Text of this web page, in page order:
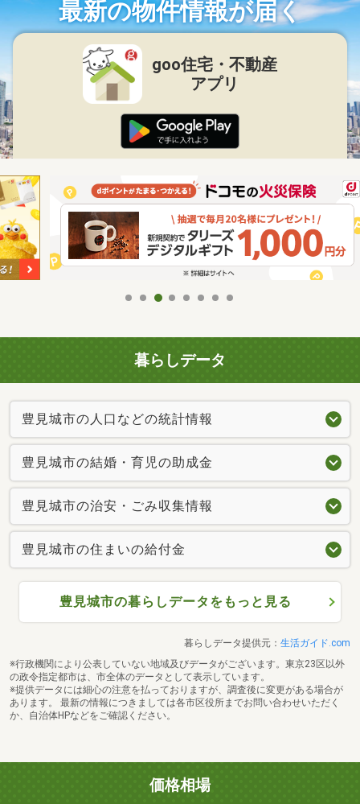
最新の物件情報が届く
goo住宅・不動産
アプリ
暮らしデータ
豊見城市の人口などの統計情報
豊見城市の結婚・育児の助成金
豊見城市の治安・ごみ収集情報
豊見城市の住まいの給付金
豊見城市の暮らしデータをもっと見る
暮らしデータ提供元： 生活ガイド.com
※行政機関により公表していない地域及びデータがございます。東京23区以外
の政令指定都市は、市全体のデータとして表示しています。
※提供データには細心の注意を払っておりますが、調査後に変更がある場合が
あります。 最新の情報につきましては各市区役所までお問い合わせいただく
か、自治体HPなどをご確認ください。
価格相場